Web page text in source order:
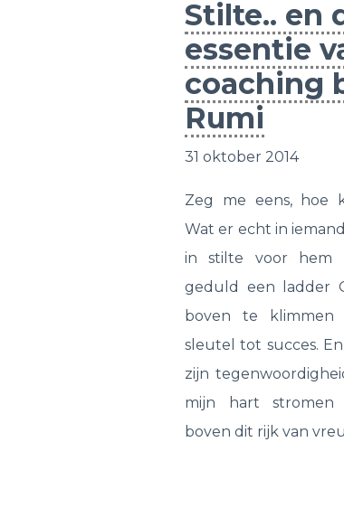
Stilte.. en
essentie
coaching
Rumi
31 oktober 2014
Zeg me eens, hoe
Wat er echt in
in stilte voor hem
geduld een ladder
boven te klimmen
sleutel tot succes.
zijn
mijn hart stromen
boven dit rijk van